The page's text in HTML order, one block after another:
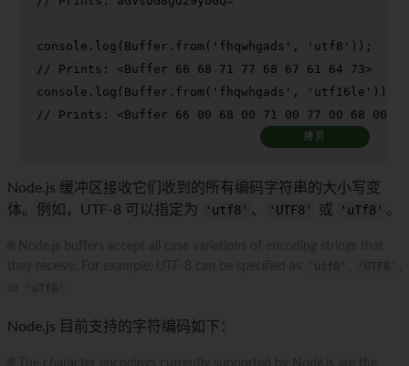
console . log ( Buffer . from ( 'fhqwhgads' , 'utf8'
// Prints: <Buffer 66 68 71 77 68 67 61 64 73>
console . log ( Buffer . from ( 'fhqwhgads' , 'utf16le'
// Prints: <Buffer 66 00 68 00 71 00 77 00 68 00 67
拷贝
Node.js 缓冲区接收它们收到的所有编码字符串的大小写变
体。例如，UTF-8 可以指定为
'utf8' 、 'UTF8' 或 'uTf8' 。
Node.js 目前支持的字符编码如下：